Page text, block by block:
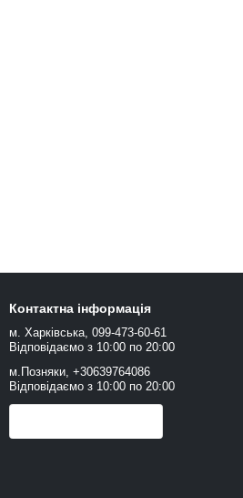
Контактна інформація
м. Харківська, 099-473-60-61
Відповідаємо з 10:00 по 20:00
м.Позняки, +30639764086
Відповідаємо з 10:00 по 20:00